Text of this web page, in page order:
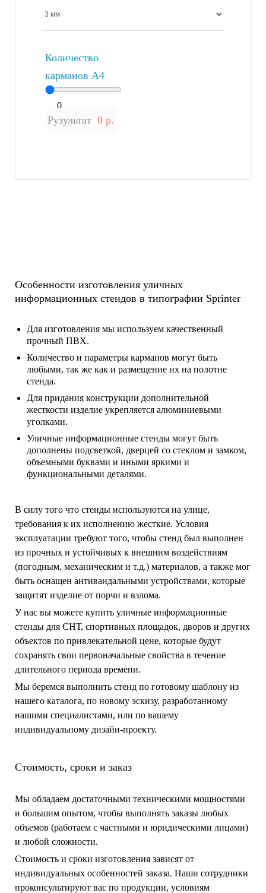
Количество
карманов А4
0
Рузультат 0 р.
Особенности изготовления уличных
информационных стендов в типографии Sprinter
Для изготовления мы используем качественный
прочный ПВХ.
Количество и параметры карманов могут быть
любыми, так же как и размещение их на полотне
стенда.
Для придания конструкции дополнительной
жесткости изделие укрепляется алюминиевыми
уголками.
Уличные информационные стенды могут быть
дополнены подсветкой, дверцей со стеклом и замком,
объемными буквами и иными яркими и
функциональными деталями.
В силу того что стенды используются на улице,
требования к их исполнению жесткие. Условия
эксплуатации требуют того, чтобы стенд был выполнен
из прочных и устойчивых к внешним воздействиям
(погодным, механическим и т.д.) материалов, а также мог
быть оснащен антивандальными устройствами, которые
защитят изделие от порчи и взлома.
У нас вы можете купить уличные информационные
стенды для СНТ, спортивных площадок, дворов и других
объектов по привлекательной цене, которые будут
сохранять свои первоначальные свойства в течение
длительного периода времени.
Мы беремся выполнить стенд по готовому шаблону из
нашего каталога, по новому эскизу, разработанному
нашими специалистами, или по вашему
индивидуальному дизайн-проекту.
Стоимость, сроки и заказ
Мы обладаем достаточными техническими мощностями
и большим опытом, чтобы выполнять заказы любых
объемов (работаем с частными и юридическими лицами)
и любой сложности.
Стоимость и сроки изготовления зависят от
индивидуальных особенностей заказа. Наши сотрудники
проконсультируют вас по продукции, условиям